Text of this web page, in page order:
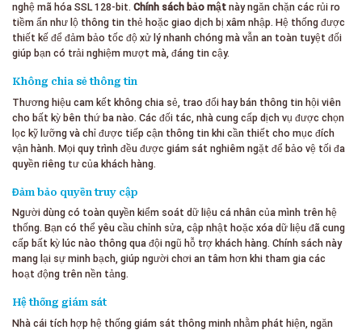
nghệ mã hóa SSL 128-bit. Chính sách bảo mật này ngăn chặn các rủi ro
tiềm ẩn như lộ thông tin thẻ hoặc giao dịch bị xâm nhập. Hệ thống được
thiết kế để đảm bảo tốc độ xử lý nhanh chóng mà vẫn an toàn tuyệt đối
giúp bạn có trải nghiệm mượt mà, đáng tin cậy.
Không chia sẻ thông tin
Thương hiệu cam kết không chia sẻ, trao đổi hay bán thông tin hội viên
cho bất kỳ bên thứ ba nào. Các đối tác, nhà cung cấp dịch vụ được chọn
lọc kỹ lưỡng và chỉ được tiếp cận thông tin khi cần thiết cho mục đích
vận hành. Mọi quy trình đều được giám sát nghiêm ngặt để bảo vệ tối đa
quyền riêng tư của khách hàng.
Đảm bảo quyền truy cập
Người dùng có toàn quyền kiểm soát dữ liệu cá nhân của mình trên hệ
thống. Bạn có thể yêu cầu chỉnh sửa, cập nhật hoặc xóa dữ liệu đã cung
cấp bất kỳ lúc nào thông qua đội ngũ hỗ trợ khách hàng. Chính sách này
mang lại sự minh bạch, giúp người chơi an tâm hơn khi tham gia các
hoạt động trên nền tảng.
Hệ thống giám sát
Nhà cái tích hợp hệ thống giám sát thông minh nhằm phát hiện, ngăn